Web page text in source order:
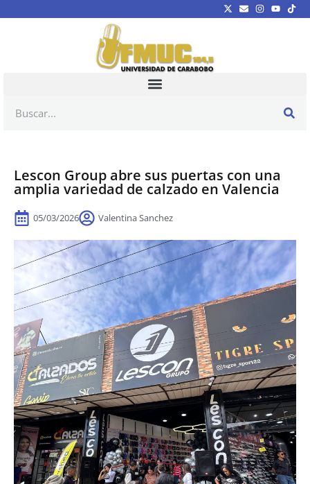
Lescon Group abre sus puertas con una
amplia variedad de calzado en Valencia
05/03/2026 Valentina Sanchez